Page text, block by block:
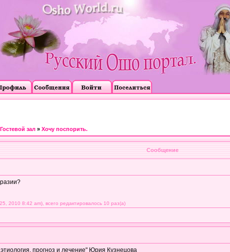
Гостевой зал » Хочу поспорить.
Сообщение
2010 8:42 am), всего редактировалось 10 раз(а)
прогноз и лечение" Юрия Кузнецова